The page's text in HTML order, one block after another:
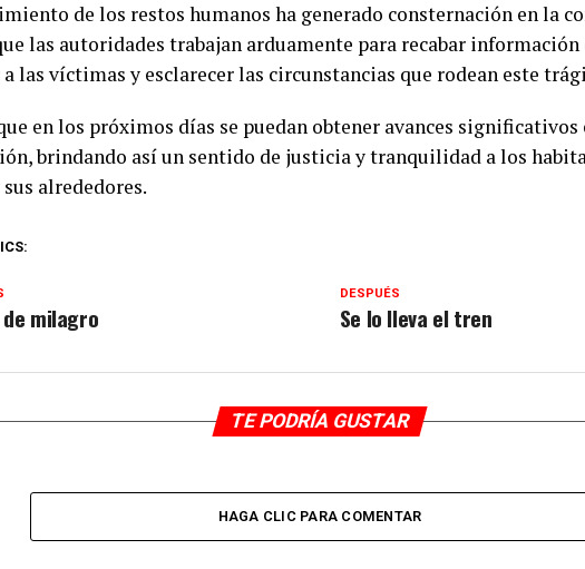
de los restos humanos ha generado consternación en la
las autoridades trabajan arduamente para recabar
las víctimas y esclarecer las circunstancias que rodean este
en los próximos días se puedan obtener avances significativos
brindando así un sentido de justicia y tranquilidad a los
alrededores.
DESPUÉS
Se lo lleva el tren
de milagro
TE PODRÍA GUSTAR
HAGA CLIC PARA COMENTAR